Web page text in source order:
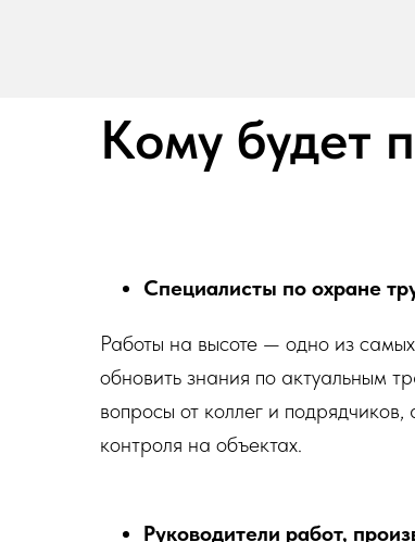
Кому будет
Специалисты по охране
Работы на высоте — одно из
обновить знания по актуальным
вопросы от коллег и
контроля на объектах.
Руководители работ,